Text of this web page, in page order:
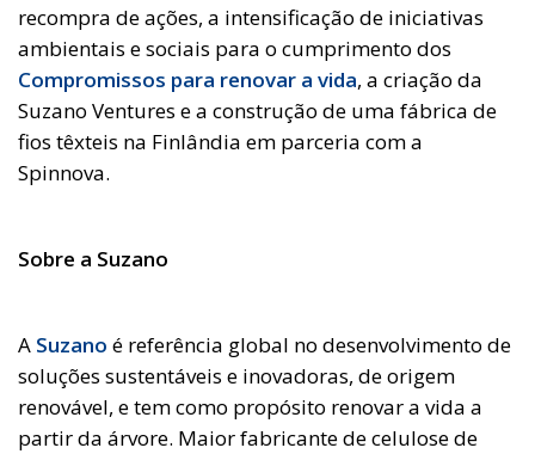
recompra de ações, a intensificação de iniciativas
ambientais e sociais para o cumprimento dos
Compromissos para renovar a vida, a criação da
Suzano Ventures e a construção de uma fábrica de
fios têxteis na Finlândia em parceria com a
Spinnova.
Sobre a Suzano
A Suzano é referência global no desenvolvimento de
soluções sustentáveis e inovadoras, de origem
renovável, e tem como propósito renovar a vida a
partir da árvore. Maior fabricante de celulose de